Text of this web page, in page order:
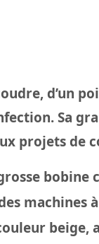
d’un
Sa
projets de
machines
beige,